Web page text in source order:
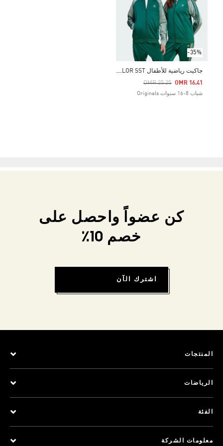
-35%
ج
اكيت رياضية للأطفال ADICOLOR SST
Price Reduced From
OMR 25.25
To OMR 16.41
شباب 8-16 سنوات Originals
كن عضواً واحصل على
خصم 10٪
اشترك الآن
المنتجات
الرياضات
الفئة
معلومات الشركة